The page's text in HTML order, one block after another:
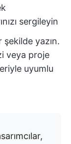
sergileyin
yazın.
veya proje
uyumlu